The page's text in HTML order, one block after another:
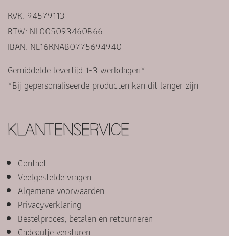
KVK: 94579113
BTW: NL005093460B66
IBAN: NL16KNAB0775694940
Gemiddelde levertijd 1-3 werkdagen*
*Bij gepersonaliseerde producten kan dit langer zijn
KLANTENSERVICE
Contact
Veelgestelde vragen
Algemene voorwaarden
Privacyverklaring
Bestelproces, betalen en retourneren
Cadeautje versturen